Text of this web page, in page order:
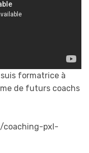
suis formatrice à
de futurs coachs
coaching-pxl-